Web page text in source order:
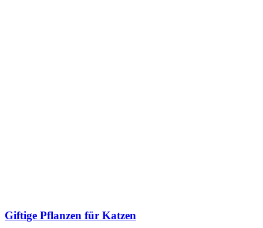
Giftige Pflanzen für Katzen